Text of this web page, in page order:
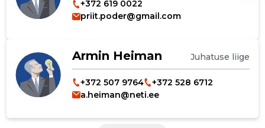
+372 619 0022
priit.poder@gmail.com
Armin Heiman Juhatuse liige
+372 507 9764
+372 528 6712
a.heiman@neti.ee